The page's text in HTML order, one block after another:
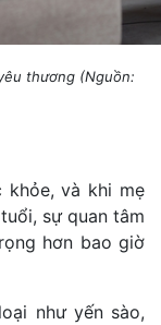
thương (Nguồn:
khỏe, và khi mẹ
sự quan tâm
hơn bao giờ
như yến sào,